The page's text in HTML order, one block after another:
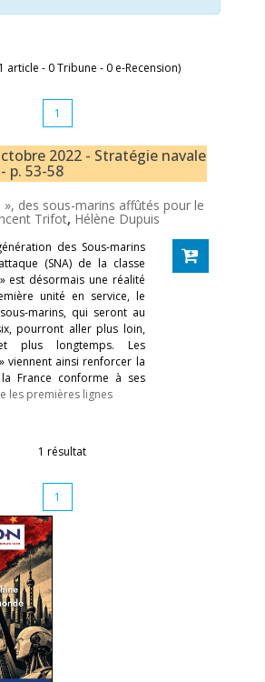
article - 0 Tribune - 0 e-Recension)
1
2022 - Stratégie navale
p. 53-58
», des sous-marins affûtés pour le
Trifot, Hélène Dupuis
des Sous-marins
(SNA) de la classe
est désormais une réalité
unité en service, le
marins, qui seront au
pourront aller plus loin,
plus longtemps. Les
viennent ainsi renforcer la
France conforme à ses
les premières lignes
1 résultat
1